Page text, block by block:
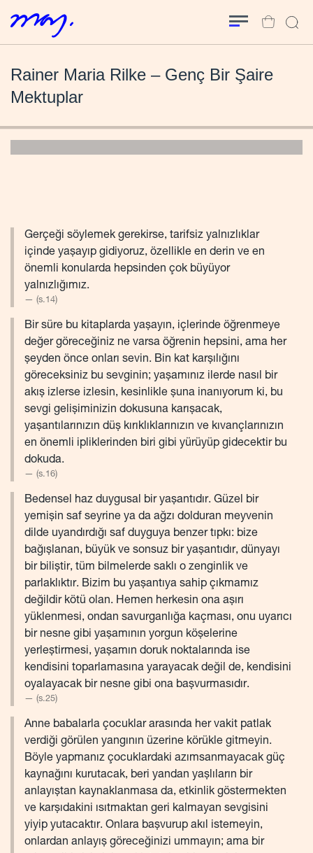
Rainer Maria Rilke – Genç Bir Şaire
Mektuplar
Gerçeği söylemek gerekirse, tarifsiz yalnızlıklar
içinde yaşayıp gidiyoruz, özellikle en derin ve en
önemli konularda hepsinden çok büyüyor
yalnızlığımız.
(s.14)
Bir süre bu kitaplarda yaşayın, içlerinde öğrenmeye
değer göreceğiniz ne varsa öğrenin hepsini, ama her
şeyden önce onları sevin. Bin kat karşılığını
göreceksiniz bu sevginin; yaşamınız ilerde nasıl bir
akış izlerse izlesin, kesinlikle şuna inanıyorum ki, bu
sevgi gelişiminizin dokusuna karışacak,
yaşantılarınızın düş kırıklıklarınızın ve kıvançlarınızın
en önemli ipliklerinden biri gibi yürüyüp gidecektir bu
dokuda.
(s.16)
Bedensel haz duygusal bir yaşantıdır. Güzel bir
yemişin saf seyrine ya da ağzı dolduran meyvenin
dilde uyandırdığı saf duyguya benzer tıpkı: bize
bağışlanan, büyük ve sonsuz bir yaşantıdır, dünyayı
bir biliştir, tüm bilmelerde saklı o zenginlik ve
parlaklıktır. Bizim bu yaşantıya sahip çıkmamız
değildir kötü olan. Hemen herkesin ona aşırı
yüklenmesi, ondan savurganlığa kaçması, onu uyarıcı
bir nesne gibi yaşamının yorgun köşelerine
yerleştirmesi, yaşamın doruk noktalarında ise
kendisini toparlamasına yarayacak değil de, kendisini
oyalayacak bir nesne gibi ona başvurmasıdır.
(s.25)
Anne babalarla çocuklar arasında her vakit patlak
verdiği görülen yangının üzerine körükle gitmeyin.
Böyle yapmanız çocuklardaki azımsanmayacak güç
kaynağını kurutacak, beri yandan yaşlıların bir
anlayıştan kaynaklanmasa da, etkinlik göstermekten
ve karşıdakini ısıtmaktan geri kalmayan sevgisini
yiyip yutacaktır. Onlara başvurup akıl istemeyin,
onlardan anlayış göreceğinizi ummayın; ama bir